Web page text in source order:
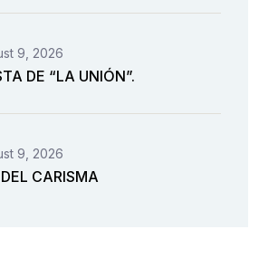
9, 2026
DE “LA UNIÓN”.
9, 2026
CARISMA